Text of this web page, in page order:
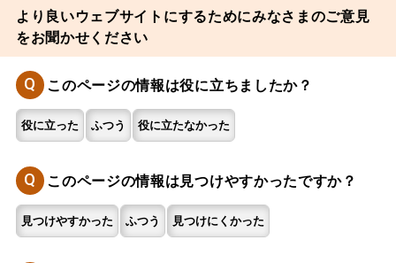
より良いウェブサイトにするためにみなさまのご意見
をお聞かせください
Q このページの情報は役に立ちましたか？
役に立った ふつう 役に立たなかった
Q このページの情報は見つけやすかったですか？
見つけやすかった ふつう 見つけにくかった